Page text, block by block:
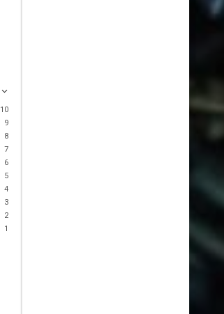
10
9
8
7
6
5
4
3
2
1